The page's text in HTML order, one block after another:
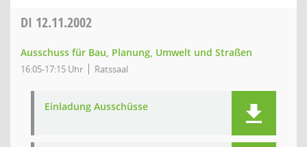
DI 12.11.2002
Ausschuss für Bau, Planung, Umwelt und Straßen
16:05-17:15 Uhr Ratssaal
Einladung Ausschüsse